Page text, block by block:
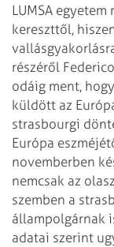
LUMSA
kereszttől,
részéről
odáig ment,
küldött az
strasbourgi
Európa
novemberben
nemcsak az
szemben a
állampolgárnak
adatai szerint